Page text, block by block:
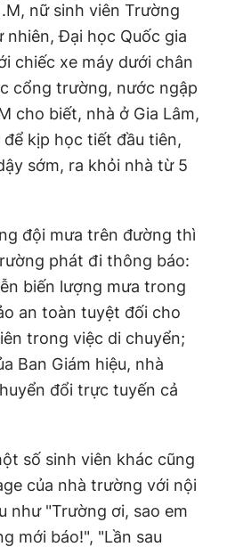
Hưng
về Báo Thanh Niên. Cấm sao
không có sự chấp thuận bằng văn
JSC.
nữ sinh viên Trường
nhiên, Đại học Quốc gia
chiếc xe máy dưới chân
cổng trường, nước ngập
cho biết, nhà ở Gia Lâm,
kịp học tiết đầu tiên,
sớm, ra khỏi nhà từ 5
đội mưa trên đường thì
phát đi thông báo:
biến lượng mưa trong
an toàn tuyệt đối cho
trong việc di chuyển;
Ban Giám hiệu, nhà
đổi trực tuyến cả
số sinh viên khác cũng
của nhà trường với nội
như "Trường ơi, sao em
mới báo!", "Lần sau